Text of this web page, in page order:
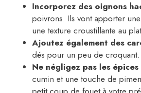
Incorporez des oignons
poivrons. Ils vont apporter
une texture croustillante au
Ajoutez également des
dés pour un peu de croquant.
Ne négligez pas les épices
cumin et une touche de